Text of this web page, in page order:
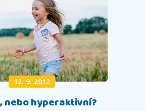
12. 9. 2012
nebo hyperaktivní?